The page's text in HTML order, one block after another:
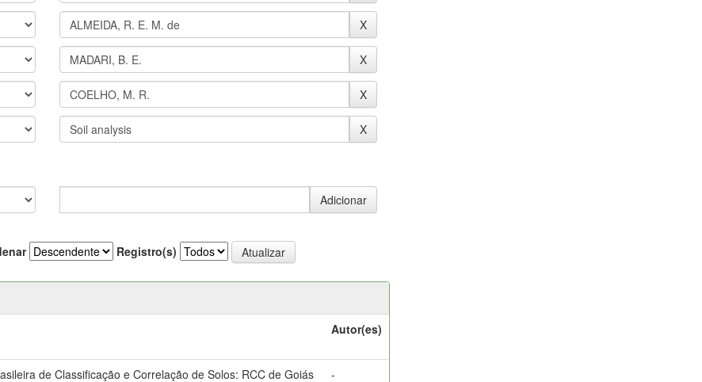
Registro(s)
Autor(es)
de Classificação e Correlação de Solos: RCC de Goiás
-